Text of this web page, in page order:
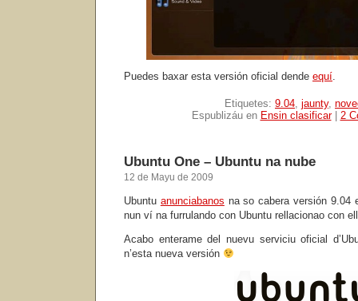
Puedes baxar esta versión oficial dende equí.
Etiquetes: 9.04, jaunty,
Espublizáu en Ensin clasificar| 2
Ubuntu One – Ubuntu na nube
12 de Mayu de 2009
Ubuntu anunciabanos na so cabera versión 9.04
nun ví na furrulando con Ubuntu rellacionao con
Acabo enterame del nuevu serviciu oficial
n’esta nueva versión